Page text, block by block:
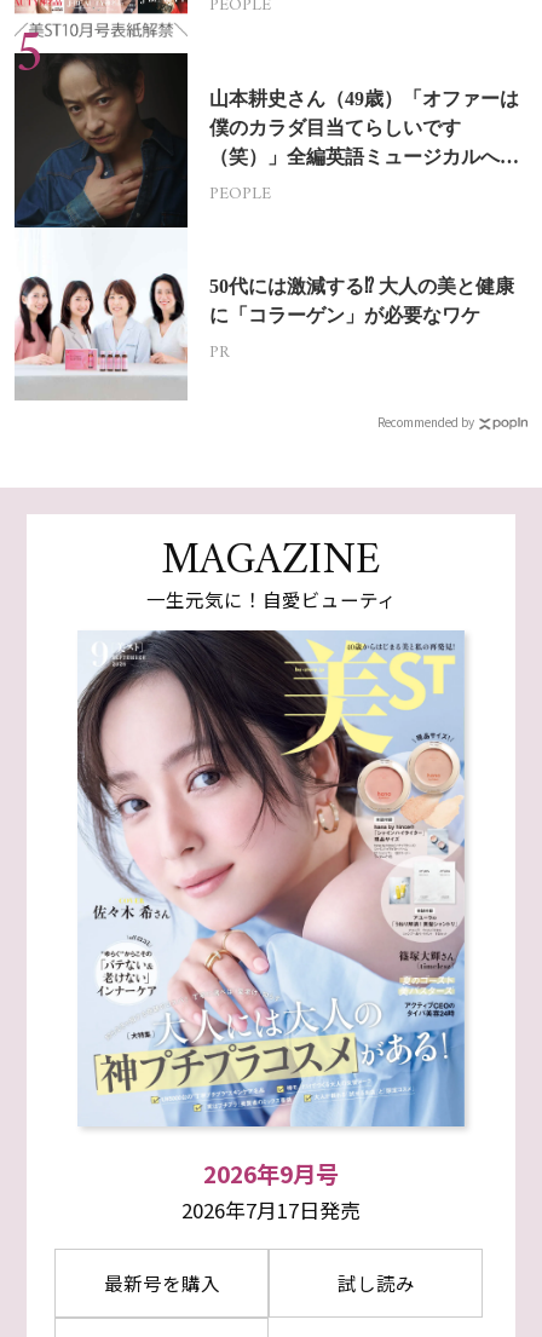
山本耕史さん（49歳）「オファーは
僕のカラダ目当てらしいです
（笑）」全編英語ミュージカルへの
挑戦
PEOPLE
50代には激減する⁉ 大人の美と健康
に「コラーゲン」が必要なワケ
PR
Recommended by
MAGAZINE
一生元気に！自愛ビューティ
2026年9月号
2026年7月17日発売
最新号を購入 試し読み